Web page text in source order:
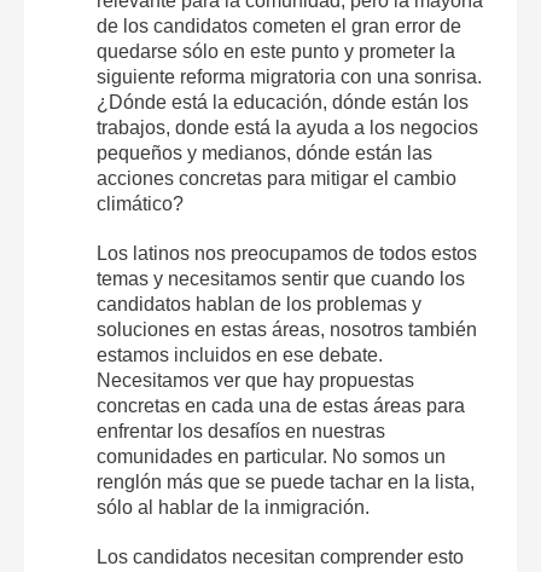
de los candidatos cometen el gran error de
quedarse sólo en este punto y prometer la
siguiente reforma migratoria con una sonrisa.
¿Dónde está la educación, dónde están los
trabajos, donde está la ayuda a los negocios
pequeños y medianos, dónde están las
acciones concretas para mitigar el cambio
climático?
Los latinos nos preocupamos de todos estos
temas y necesitamos sentir que cuando los
candidatos hablan de los problemas y
soluciones en estas áreas, nosotros también
estamos incluidos en ese debate.
Necesitamos ver que hay propuestas
concretas en cada una de estas áreas para
enfrentar los desafíos en nuestras
comunidades en particular. No somos un
renglón más que se puede tachar en la lista,
sólo al hablar de la inmigración.
Los candidatos necesitan comprender esto